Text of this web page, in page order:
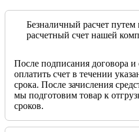
Безналичный расчет путем
расчетный счет нашей
После подписания договора
оплатить счет в течении
срока. После зачисления
мы подготовим товар к
сроков.